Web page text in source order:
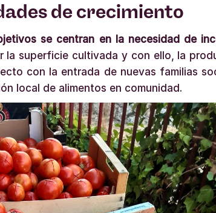
de crecimiento
se centran en la necesidad de
la superficie cultivada y con ello, la
con la entrada de nuevas familias
local de alimentos en comunidad.